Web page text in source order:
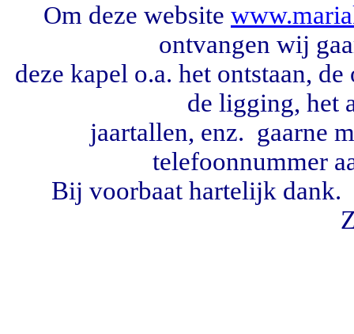
Om deze website
ontvangen wij
deze kapel o.a. het ontstaan,
de ligging, het
jaartallen, enz. gaarne
telefoonnummer
Bij voorbaat hartelijk